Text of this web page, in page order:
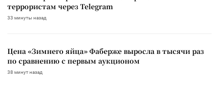
террористам через Telegram
33 минуты назад
Цена «Зимнего яйца» Фаберже выросла в тысячи раз
по сравнению с первым аукционом
38 минут назад